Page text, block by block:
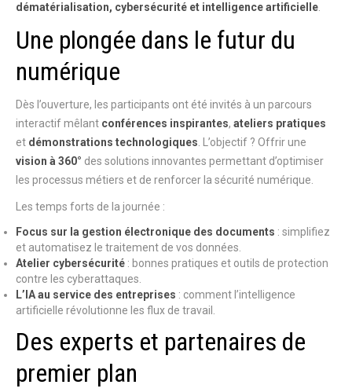
dématérialisation, cybersécurité et intelligence artificielle
Une plongée dans le futur du
numérique
Dès l’ouverture, les participants ont été invités à un parcours
interactif mêlant conférences inspirantes, ateliers pratiques
et démonstrations technologiques . L’objectif ? Offrir une
vision à 360° des solutions innovantes permettant d’optimiser
les processus métiers et de renforcer la sécurité numérique.
Les temps forts de la journée :
Focus sur la gestion électronique des documents : simplifiez
et automatisez le traitement de vos données.
Atelier cybersécurité : bonnes pratiques et outils de protection
contre les cyberattaques.
L’IA au service des entreprises : comment l’intelligence
artificielle révolutionne les flux de travail.
Des experts et partenaires de
premier plan